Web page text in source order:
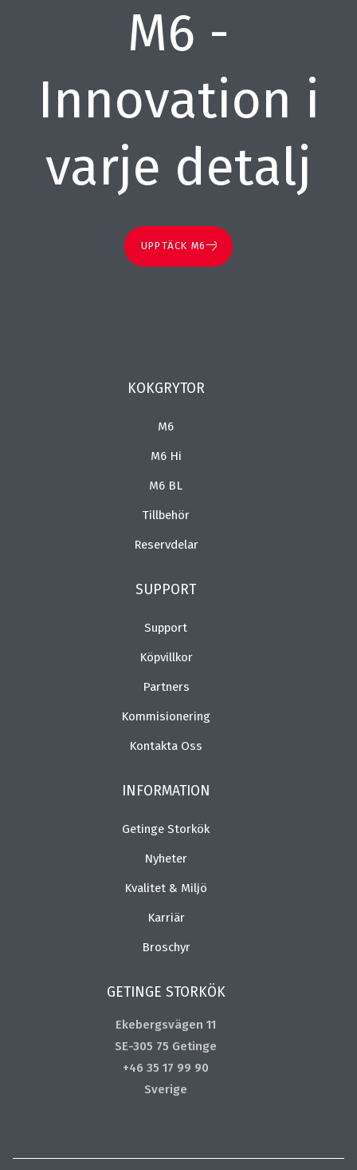
M6 -
Innovation i
varje detalj
UPPTÄCK M6
KOKGRYTOR
M6
M6 Hi
M6 BL
Tillbehör
Reservdelar
SUPPORT
Support
Köpvillkor
Partners
Kommisionering
Kontakta Oss
INFORMATION
Getinge Storkök
Nyheter
Kvalitet & Miljö
Karriär
Broschyr
GETINGE STORKÖK
Ekebergsvägen 11
SE-305 75 Getinge
+46 35 17 99 90
Sverige